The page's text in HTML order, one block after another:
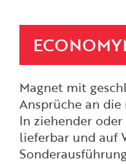
Magnet mit
Ansprüche an die
In ziehender
lieferbar und auf